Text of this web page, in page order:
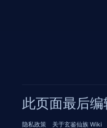
此页面最后
隐私政策 关于玄鉴仙族 Wiki